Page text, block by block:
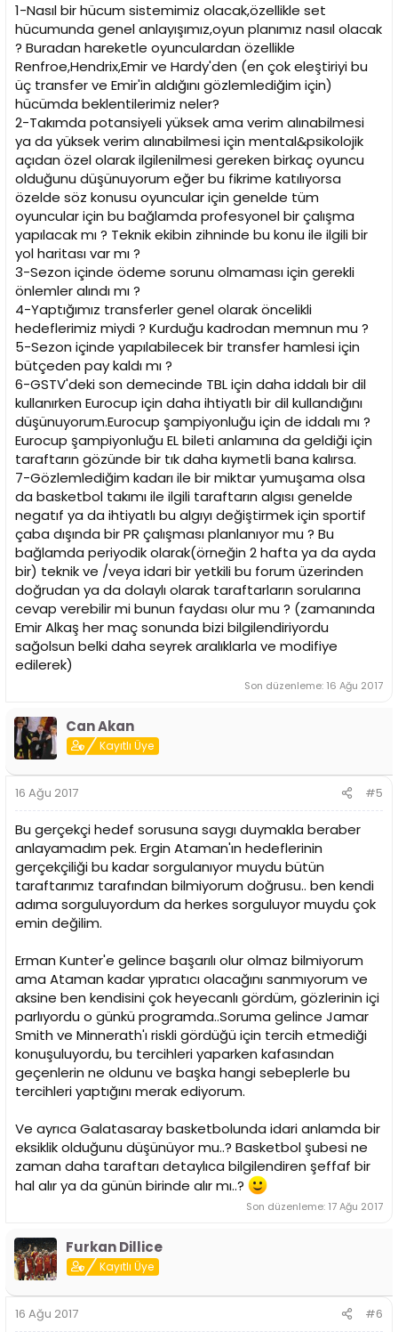
1-Nasıl bir hücum sistemimiz olacak,özellikle set
hücumunda genel anlayışımız,oyun planımız nasıl olacak
? Buradan hareketle oyunculardan özellikle
Renfroe,Hendrix,Emir ve Hardy'den (en çok eleştiriyi bu
üç transfer ve Emir'in aldığını gözlemlediğim için)
hücümda beklentilerimiz neler?
2-Takımda potansiyeli yüksek ama verim alınabilmesi
ya da yüksek verim alınabilmesi için mental&psikolojik
açıdan özel olarak ilgilenilmesi gereken birkaç oyuncu
olduğunu düşünuyorum eğer bu fikrime katılıyorsa
özelde söz konusu oyuncular için genelde tüm
oyuncular için bu bağlamda profesyonel bir çalışma
yapılacak mı ? Teknik ekibin zihninde bu konu ile ilgili bir
yol haritası var mı ?
3-Sezon içinde ödeme sorunu olmaması için gerekli
önlemler alındı mı ?
4-Yaptığımız transferler genel olarak öncelikli
hedeflerimiz miydi ? Kurduğu kadrodan memnun mu ?
5-Sezon içinde yapılabilecek bir transfer hamlesi için
bütçeden pay kaldı mı ?
6-GSTV'deki son demecinde TBL için daha iddalı bir dil
kullanırken Eurocup için daha ihtiyatlı bir dil kullandığını
düşünuyorum.Eurocup şampiyonluğu için de iddalı mı ?
Eurocup şampiyonluğu EL bileti anlamına da geldiği için
taraftarın gözünde bir tık daha kıymetli bana kalırsa.
7-Gözlemlediğim kadarı ile bir miktar yumuşama olsa
da basketbol takımı ile ilgili taraftarın algısı genelde
negatıf ya da ihtiyatlı bu algıyı değiştirmek için sportif
çaba dışında bir PR çalışması planlanıyor mu ? Bu
bağlamda periyodik olarak(örneğin 2 hafta ya da ayda
bir) teknik ve /veya idari bir yetkili bu forum üzerinden
doğrudan ya da dolaylı olarak taraftarların sorularına
cevap verebilir mi bunun faydası olur mu ? (zamanında
Emir Alkaş her maç sonunda bizi bilgilendiriyordu
sağolsun belki daha seyrek aralıklarla ve modifiye
edilerek)
Son düzenleme: 16 Ağu 2017
Can Akan
Kayıtlı Üye
16 Ağu 2017 #5
Bu gerçekçi hedef sorusuna saygı duymakla beraber
anlayamadım pek. Ergin Ataman'ın hedeflerinin
gerçekçiliği bu kadar sorgulanıyor muydu bütün
taraftarımız tarafından bilmiyorum doğrusu.. ben kendi
adıma sorguluyordum da herkes sorguluyor muydu çok
emin değilim.
Erman Kunter'e gelince başarılı olur olmaz bilmiyorum
ama Ataman kadar yıpratıcı olacağını sanmıyorum ve
aksine ben kendisini çok heyecanlı gördüm, gözlerinin içi
parlıyordu o günkü programda..Soruma gelince Jamar
Smith ve Minnerath'ı riskli gördüğü için tercih etmediği
konuşuluyordu, bu tercihleri yaparken kafasından
geçenlerin ne oldunu ve başka hangi sebeplerle bu
tercihleri yaptığını merak ediyorum.
Ve ayrıca Galatasaray basketbolunda idari anlamda bir
eksiklik olduğunu düşünüyor mu..? Basketbol şubesi ne
zaman daha taraftarı detaylıca bilgilendiren şeffaf bir
hal alır ya da günün birinde alır mı..?
Son düzenleme: 17 Ağu 2017
Furkan Dillice
Kayıtlı Üye
16 Ağu 2017 #6